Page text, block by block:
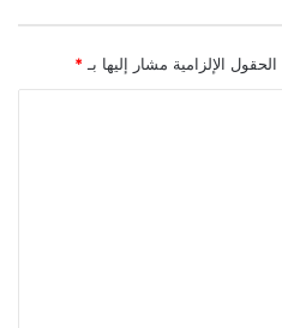
الحقول الإلزامية مشار إليها بـ *